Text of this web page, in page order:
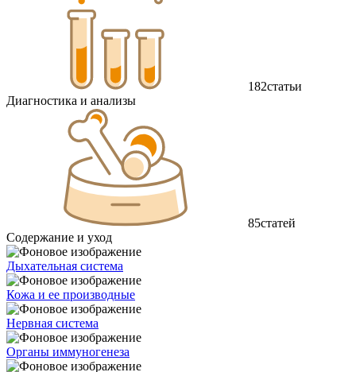
182статьи
Диагностика и анализы
85статей
Содержание и уход
Дыхательная система
Кожа и ее производные
Нервная система
Органы иммуногенеза